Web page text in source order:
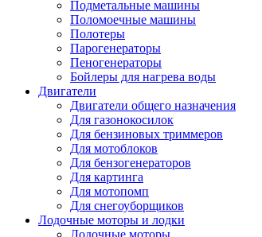
Подметальные машины
Поломоечные машины
Полотеры
Парогенераторы
Пеногенераторы
Бойлеры для нагрева воды
Двигатели
Двигатели общего назначения
Для газонокосилок
Для бензиновых триммеров
Для мотоблоков
Для бензогенераторов
Для картинга
Для мотопомп
Для снегоуборщиков
Лодочные моторы и лодки
Лодочные моторы